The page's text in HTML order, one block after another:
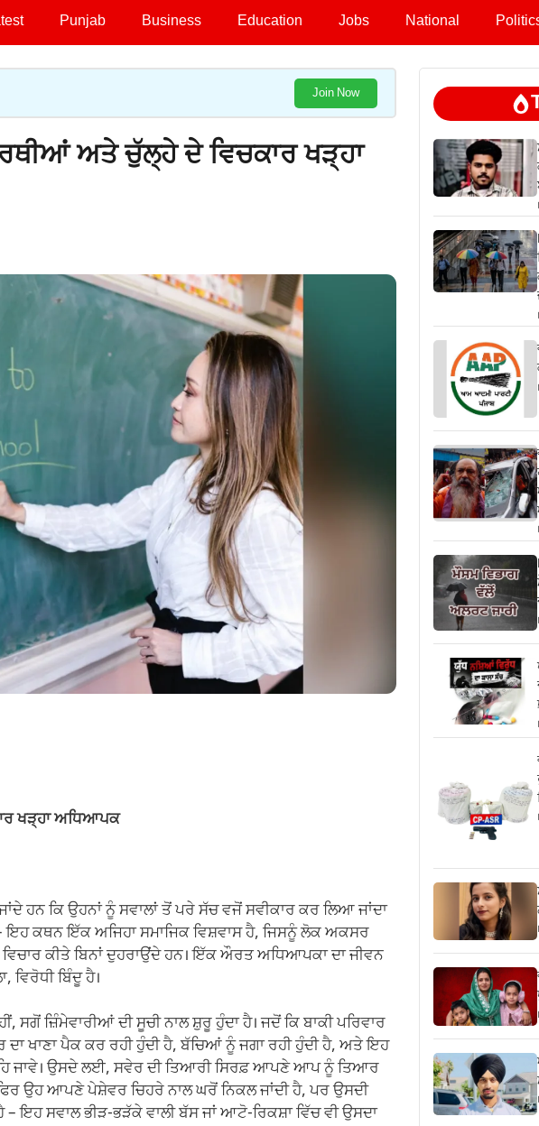
Punjab Business Education Jobs National
Join Now
ਅਤੇ ਚੁੱਲ੍ਹੇ ਦੇ ਵਿਚਕਾਰ ਖੜ੍ਹਾ
ਖੜ੍ਹਾ ਅਧਿਆਪਕ
ਹਨ ਕਿ ਉਹਨਾਂ ਨੂੰ ਸਵਾਲਾਂ ਤੋਂ ਪਰੇ ਸੱਚ ਵਜੋਂ ਸਵੀਕਾਰ ਕਰ ਲਿਆ ਜਾਂਦਾ
ਕਥਨ ਇੱਕ ਅਜਿਹਾ ਸਮਾਜਿਕ ਵਿਸ਼ਵਾਸ ਹੈ, ਜਿਸਨੂੰ ਲੋਕ ਅਕਸਰ
ਕੀਤੇ ਬਿਨਾਂ ਦੁਹਰਾਉਂਦੇ ਹਨ। ਇੱਕ ਔਰਤ ਅਧਿਆਪਕਾ ਦਾ ਜੀਵਨ
ਵਿਰੋਧੀ ਬਿੰਦੂ ਹੈ।
ਜ਼ਿੰਮੇਵਾਰੀਆਂ ਦੀ ਸੂਚੀ ਨਾਲ ਸ਼ੁਰੂ ਹੁੰਦਾ ਹੈ। ਜਦੋਂ ਕਿ ਬਾਕੀ ਪਰਿਵਾਰ
ਦਾ ਖਾਣਾ ਪੈਕ ਕਰ ਰਹੀ ਹੁੰਦੀ ਹੈ, ਬੱਚਿਆਂ ਨੂੰ ਜਗਾ ਰਹੀ ਹੁੰਦੀ ਹੈ, ਅਤੇ ਇਹ
ਜਾਵੇ। ਉਸਦੇ ਲਈ, ਸਵੇਰ ਦੀ ਤਿਆਰੀ ਸਿਰਫ਼ ਆਪਣੇ ਆਪ ਨੂੰ ਤਿਆਰ
ਉਹ ਆਪਣੇ ਪੇਸ਼ੇਵਰ ਚਿਹਰੇ ਨਾਲ ਘਰੋਂ ਨਿਕਲ ਜਾਂਦੀ ਹੈ, ਪਰ ਉਸਦੀ
– ਇਹ ਸਵਾਲ ਭੀੜ-ਭੜੱਕੇ ਵਾਲੀ ਬੱਸ ਜਾਂ ਆਟੋ-ਰਿਕਸ਼ਾ ਵਿੱਚ ਵੀ ਉਸਦਾ